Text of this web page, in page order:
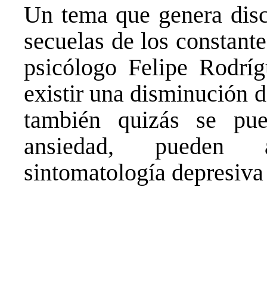
Un tema que genera
secuelas de los
psicólogo Felipe
existir una disminución
también quizás se
ansiedad, pueden
sintomatología